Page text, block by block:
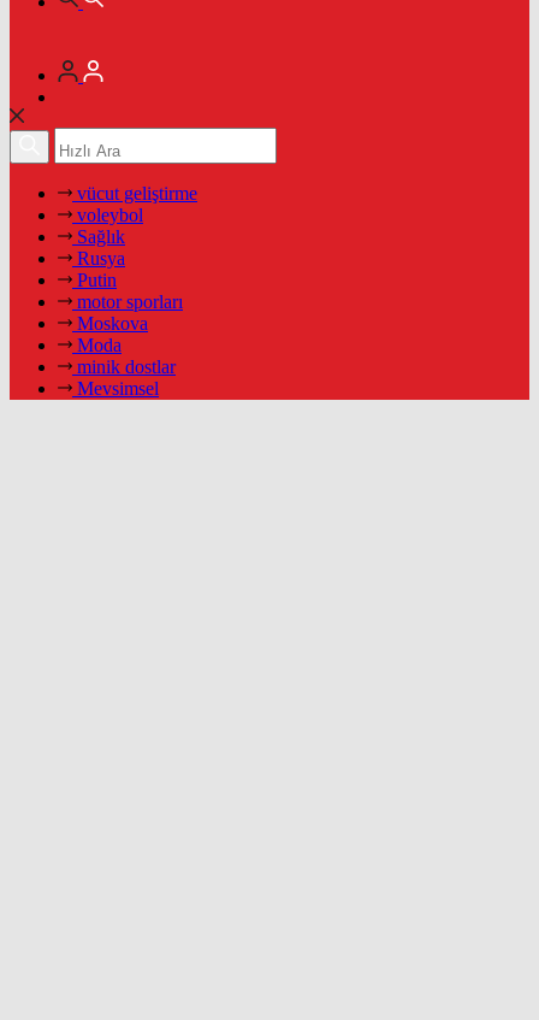
vücut geliştirme
voleybol
Sağlık
Rusya
Putin
motor sporları
Moskova
Moda
minik dostlar
Mevsimsel